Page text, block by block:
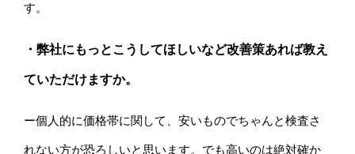
す。
・弊社にもっとこうしてほしいなど改善策あれば教え
ていただけますか。
ー個人的に価格帯に関して、安いものでちゃんと検査さ
れない方が恐ろしいと思います。でも高いのは絶対確か